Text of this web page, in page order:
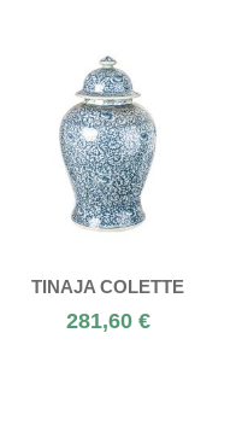
TINAJA COLETTE
281,60 €